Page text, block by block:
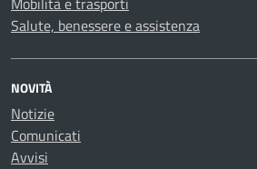
Salute, benessere e assistenza
NOVITÀ
Notizie
Comunicati
Avvisi